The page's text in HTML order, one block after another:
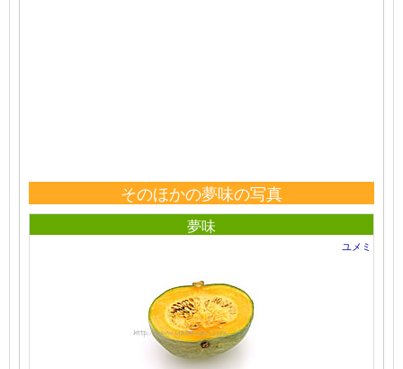
そのほかの夢味の写真
夢味
ユメミ